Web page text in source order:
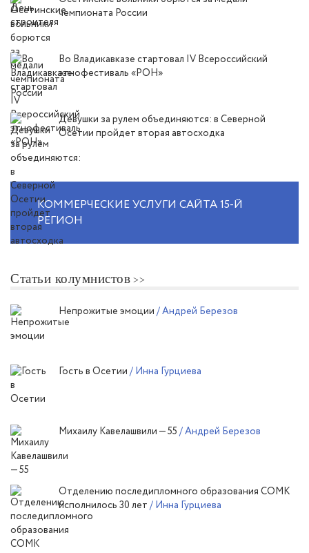
чемпионата России
Во Владикавказе стартовал IV Всероссийский
этнофестиваль «РОН»
Девушки за рулем объединяются: в Северной
Осетии пройдет вторая автосходка
КОММЕРЧЕСКИЕ УСЛУГИ САЙТА 15-Й
РЕГИОН
Статьи колумнистов
Непрожитые эмоции / Андрей Березов
Гость в Осетии / Инна Гурциева
Михаилу Кавелашвили — 55 / Андрей Березов
Отделению последипломного образования СОМК
исполнилось 30 лет / Инна Гурциева